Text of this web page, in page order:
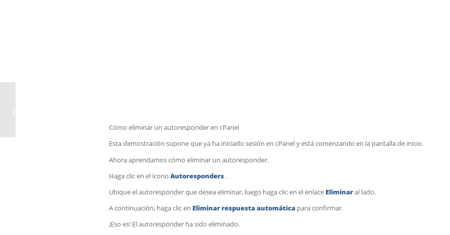
Cómo eliminar un autoresponder en cPanel
Esta demostración supone que ya ha iniciado sesión en cPanel y está comenzando en la pantalla de inicio.
Ahora aprendamos cómo eliminar un autoresponder.
Haga clic en el icono Autoresponders .
Ubique el autoresponder que desea eliminar, luego haga clic en el enlace Eliminaral lado.
A continuación, haga clic en Eliminar respuesta automática para confirmar.
¡Eso es! El autoresponder ha sido eliminado.